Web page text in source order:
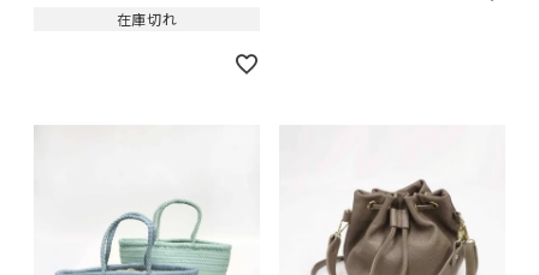
在庫切れ